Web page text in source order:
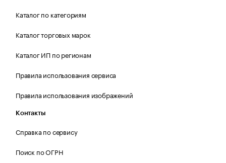
Каталог по категориям
Каталог торговых марок
Каталог ИП по регионам
Правила использования сервиса
Правила использования изображений
Контакты
Справка по сервису
Поиск по ОГРН